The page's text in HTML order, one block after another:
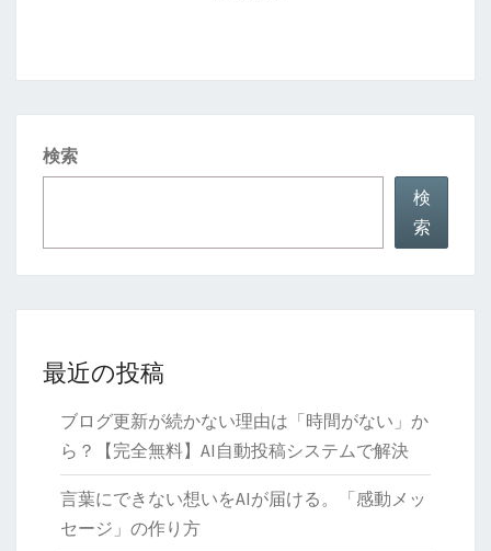
活
践
イ
検索
検
索
最近の投稿
ブログ更新が続かない理由は「時間がない」か
ら？【完全無料】AI自動投稿システムで解決
言葉にできない想いをAIが届ける。「感動メッ
セージ」の作り方